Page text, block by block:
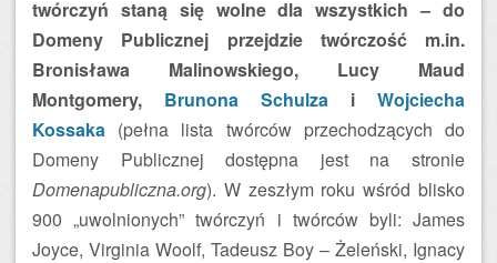
twórczyń staną się wolne dla wszystkich – do
Domeny Publicznej przejdzie twórczość m.in.
Bronisława Malinowskiego, Lucy Maud
Montgomery, Brunona Schulza i Wojciecha
Kossaka (pełna lista twórców przechodzących do
Domeny Publicznej dostępna jest na stronie
Domenapubliczna.org). W zeszłym roku wśród blisko
900 „uwolnionych” twórczyń i twórców byli: James
Joyce, Virginia Woolf, Tadeusz Boy – Żeleński, Ignacy